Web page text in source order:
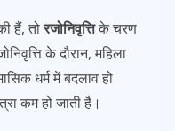
हैं, तोरजोनिवृत्तिके चरण
के दौरान, महिला
धर्म में बदलाव हो
कम हो जाती है।